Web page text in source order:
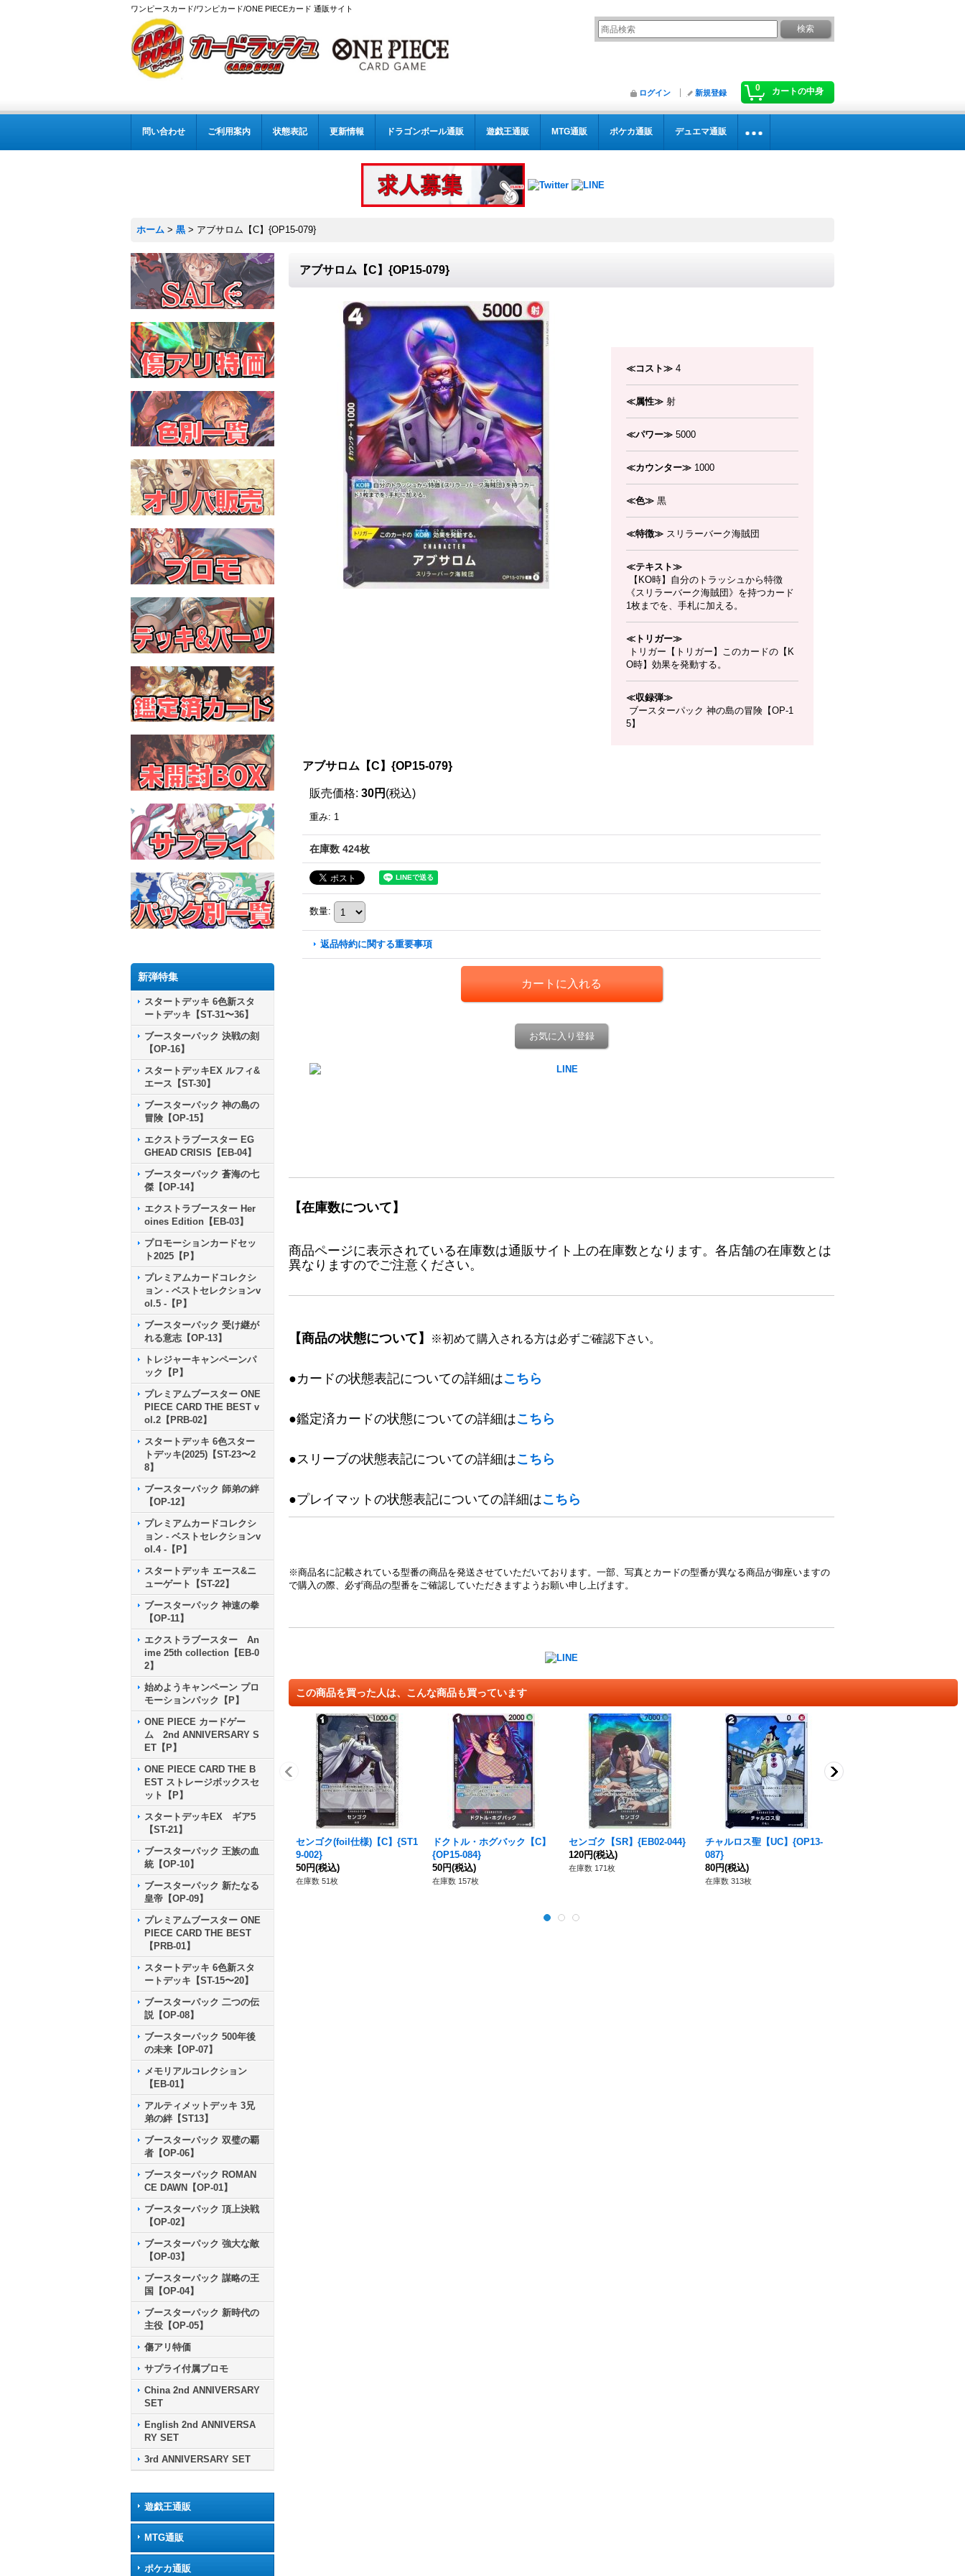
ワンピースカード/ワンピカード/ONE PIECEカード 通販サイト
0 カートの中身
ログイン 新規登録
問い合わせ ご利用案内 状態表記 更新情報 ドラゴンボール通販 遊戯王通販 MTG通販 ポケカ通販 デュエマ通販
ホーム > 黒 > アブサロム【C】{OP15-079}
新弾特集
スタートデッキ 6色新スタ
ートデッキ【ST-31〜36】
ブースターパック 決戦の刻
【OP-16】
スタートデッキEX ルフィ&
エース【ST-30】
ブースターパック 神の島の
冒険【OP-15】
エクストラブースター EG
GHEAD CRISIS【EB-04】
ブースターパック 蒼海の七
傑【OP-14】
エクストラブースター Her
oines Edition【EB-03】
プロモーションカードセッ
ト2025【P】
プレミアムカードコレクシ
ョン - ベストセレクションv
ol.5 -【P】
ブースターパック 受け継が
れる意志【OP-13】
トレジャーキャンペーンパ
ック【P】
プレミアムブースター ONE
PIECE CARD THE BEST v
ol.2【PRB-02】
スタートデッキ 6色スター
トデッキ(2025)【ST-23〜2
8】
ブースターパック 師弟の絆
【OP-12】
プレミアムカードコレクシ
ョン - ベストセレクションv
ol.4 -【P】
スタートデッキ エース&ニ
ューゲート【ST-22】
ブースターパック 神速の拳
【OP-11】
エクストラブースター An
ime 25th collection【EB-0
2】
始めようキャンペーン プロ
モーションパック【P】
ONE PIECE カードゲー
ム 2nd ANNIVERSARY S
ET【P】
ONE PIECE CARD THE B
EST ストレージボックスセ
ット【P】
スタートデッキEX ギア5
【ST-21】
ブースターパック 王族の血
統【OP-10】
ブースターパック 新たなる
皇帝【OP-09】
プレミアムブースター ONE
PIECE CARD THE BEST
【PRB-01】
スタートデッキ 6色新スタ
ートデッキ【ST-15〜20】
ブースターパック 二つの伝
説【OP-08】
ブースターパック 500年後
の未来【OP-07】
メモリアルコレクション
【EB-01】
アルティメットデッキ 3兄
弟の絆【ST13】
ブースターパック 双璧の覇
者【OP-06】
ブースターパック ROMAN
CE DAWN【OP-01】
ブースターパック 頂上決戦
【OP-02】
ブースターパック 強大な敵
【OP-03】
ブースターパック 謀略の王
国【OP-04】
ブースターパック 新時代の
主役【OP-05】
傷アリ特価
サプライ付属プロモ
China 2nd ANNIVERSARY
SET
English 2nd ANNIVERSA
RY SET
3rd ANNIVERSARY SET
遊戯王通販
MTG通販
ポケカ通販
アブサロム【C】{OP15-079}
≪コスト≫ 4
≪属性≫ 射
≪パワー≫ 5000
≪カウンター≫ 1000
≪色≫ 黒
≪特徴≫ スリラーバーク海賊団
≪テキスト≫
【KO時】自分のトラッシュから特徴
《スリラーバーク海賊団》を持つカード
1枚までを、手札に加える。
≪トリガー≫
トリガー【トリガー】このカードの【K
O時】効果を発動する。
≪収録弾≫
ブースターパック 神の島の冒険【OP-1
5】
アブサロム【C】{OP15-079}
販売価格: 30円 (税込)
重み: 1
在庫数 424枚
数量:
返品特約に関する重要事項
お気に入り登録
【在庫数について】
商品ページに表示されている在庫数は通販サイト上の在庫数となります。各店舗の在庫数とは
異なりますのでご注意ください。
【商品の状態について】 ※初めて購入される方は必ずご確認下さい。
●カードの状態表記についての詳細はこちら
●鑑定済カードの状態についての詳細はこちら
●スリーブの状態表記についての詳細はこちら
●プレイマットの状態表記についての詳細はこちら
※商品名に記載されている型番の商品を発送させていただいております。一部、写真とカードの型番が異なる商品が御座いますの
で購入の際、必ず商品の型番をご確認していただきますようお願い申し上げます。
この商品を買った人は、こんな商品も買っています
センゴク(foil仕様)【C】{ST1
9-002}
50円(税込)
在庫数 51枚
ドクトル・ホグバック【C】
{OP15-084}
50円(税込)
在庫数 157枚
センゴク【SR】{EB02-044}
120円(税込)
在庫数 171枚
チャルロス聖【UC】{OP13-
087}
80円(税込)
在庫数 313枚